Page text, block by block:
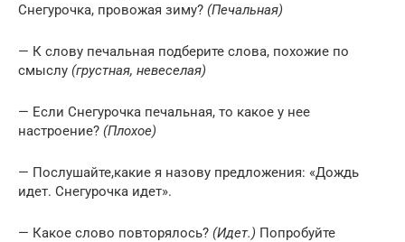
Снегурочка, провожая зиму? (Печальная)
— К слову печальная подберите слова, похожие по
смыслу (грустная, невеселая)
— Если Снегурочка печальная, то какое у нее
настроение? (Плохое)
— Послушайте,какие я назову предложения: «Дождь
идет. Снегурочка идет».
— Какое слово повторялось? (Идет.) Попробуйте